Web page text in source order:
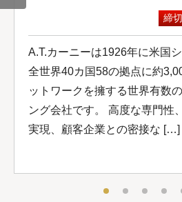
締
A.T.カーニーは1926年に米国
全世界40カ国58の拠点に約
ットワークを擁する世界有数
ング会社です。 高度な専門性
実現、顧客企業との密接な […]